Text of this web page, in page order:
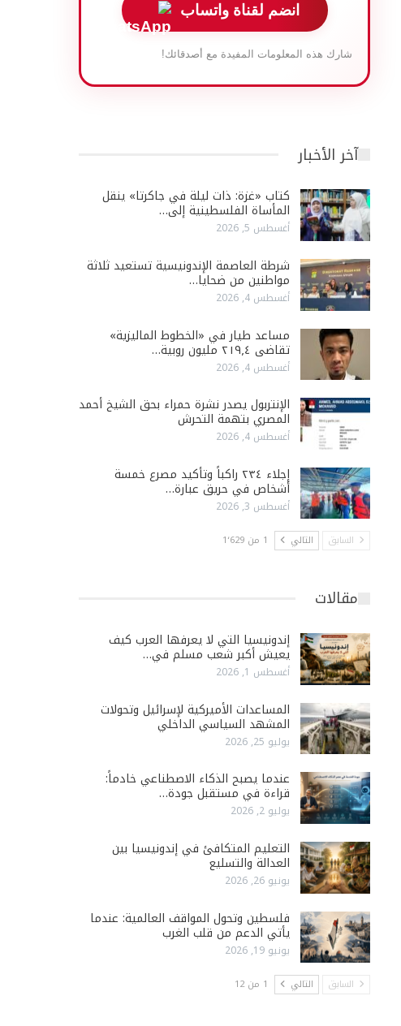
انضم لقناة واتساب
شارك هذه المعلومات المفيدة مع أصدقائك!
آخر الأخبار
كتاب «غزة: ذات ليلة في جاكرتا» ينقل
المأساة الفلسطينية إلى…
أغسطس 5, 2026
شرطة العاصمة الإندونيسية تستعيد ثلاثة
مواطنين من ضحايا…
أغسطس 4, 2026
مساعد طيار في «الخطوط الماليزية»
تقاضى ٢١٩٫٤ مليون روبية…
أغسطس 4, 2026
الإنتربول يصدر نشرة حمراء بحق الشيخ أحمد
المصري بتهمة التحرش
أغسطس 4, 2026
إجلاء ٢٣٤ راكباً وتأكيد مصرع خمسة
أشخاص في حريق عبارة…
أغسطس 3, 2026
السابق التالي 1 من 1٬629
مقالات
إندونيسيا التي لا يعرفها العرب كيف
يعيش أكبر شعب مسلم في…
أغسطس 1, 2026
المساعدات الأميركية لإسرائيل وتحولات
المشهد السياسي الداخلي
يوليو 25, 2026
عندما يصبح الذكاء الاصطناعي خادماً:
قراءة في مستقبل جودة…
يوليو 2, 2026
التعليم المتكافئ في إندونيسيا بين
العدالة والتسليع
يونيو 26, 2026
فلسطين وتحول المواقف العالمية: عندما
يأتي الدعم من قلب الغرب
يونيو 19, 2026
السابق التالي 1 من 12